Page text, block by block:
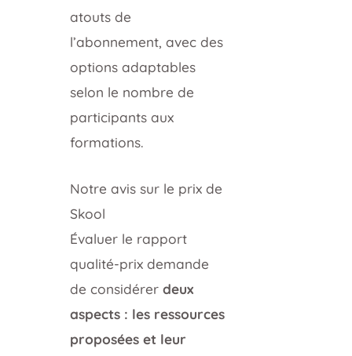
atouts de
l’abonnement, avec des
options adaptables
selon le nombre de
participants aux
formations.
Notre avis sur le prix de
Skool
Évaluer le rapport
qualité-prix demande
de considérerdeux
aspects : les ressources
proposées et leur